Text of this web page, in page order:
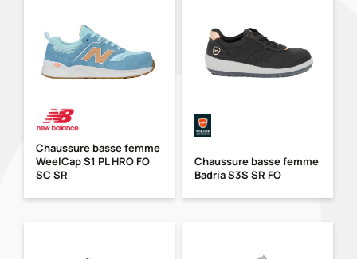
Chaussure basse femme
WeelCap S1 PL HRO FO
SC SR
Chaussure basse femme
Badria S3S SR FO